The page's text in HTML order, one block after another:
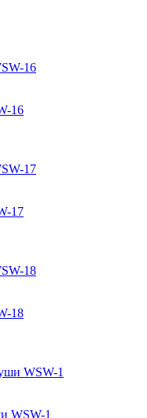
16
17
18
WSW-1